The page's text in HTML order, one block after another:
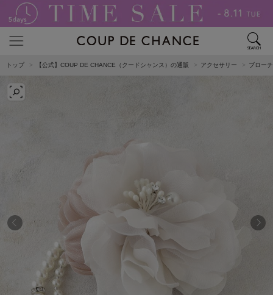
トップ 【公式】COUP DE CHANCE（クードシャンス）の通販 アクセサリー ブロー